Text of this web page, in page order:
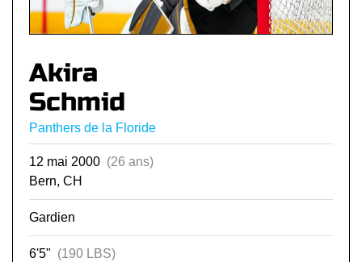
Akira
Schmid
Panthers de la Floride
12 mai 2000 (26 ans)
Bern, CH
Gardien
6'5" (190 LBS)